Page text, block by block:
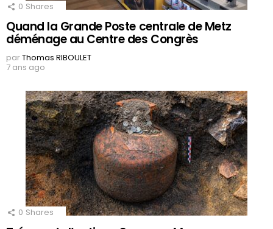
0 Shares
Quand la Grande Poste centrale de Metz
déménage au Centre des Congrès
parThomas RIBOULET
7 ans ago
0 Shares